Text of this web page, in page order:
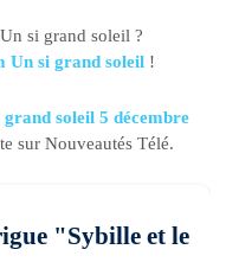
si grand soleil ?
Un si grand soleil !
grand soleil 5 décembre
sur Nouveautés Télé.
"Sybille et le